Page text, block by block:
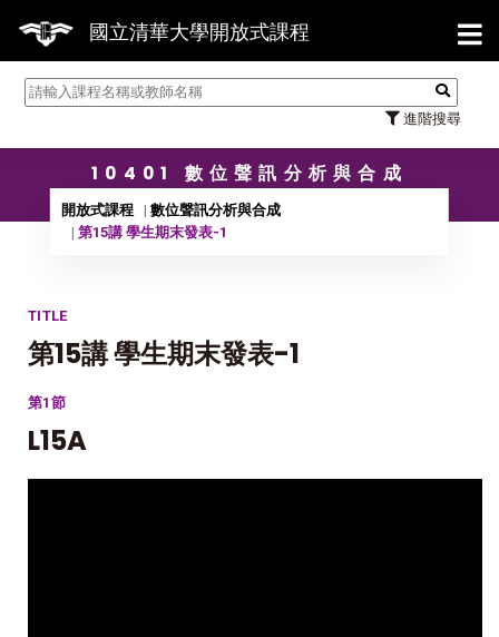
國立清華大學開放式課程
進階搜尋
【7/31】114學年度第2學
10401 數位聲訊分析與合成
開放式課程
數位聲訊分析與合成
第15講 學生期末發表-1
TITLE
第15講 學生期末發表-1
第1節
L15A